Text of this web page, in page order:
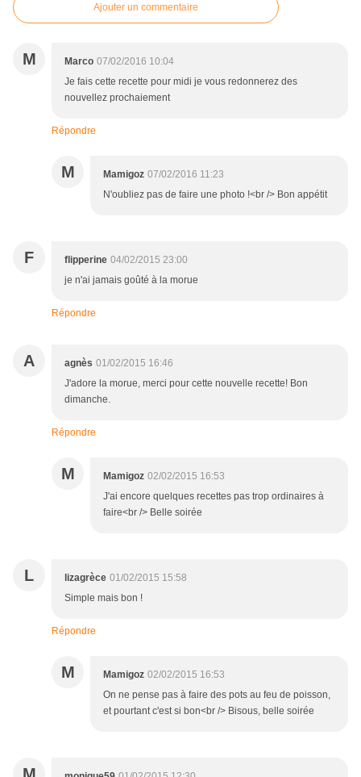
Ajouter un commentaire
M Marco 07/02/2016 10:04
Je fais cette recette pour midi je vous redonnerez des
nouvellez prochaiement
Répondre
M Mamigoz 07/02/2016 11:23
N'oubliez pas de faire une photo !<br /> Bon appétit
F flipperine 04/02/2015 23:00
je n'ai jamais goûté à la morue
Répondre
A agnès 01/02/2015 16:46
J'adore la morue, merci pour cette nouvelle recette! Bon
dimanche.
Répondre
M Mamigoz 02/02/2015 16:53
J'ai encore quelques recettes pas trop ordinaires à
faire<br /> Belle soirée
L lizagrèce 01/02/2015 15:58
Simple mais bon !
Répondre
M Mamigoz 02/02/2015 16:53
On ne pense pas à faire des pots au feu de poisson,
et pourtant c'est si bon<br /> Bisous, belle soirée